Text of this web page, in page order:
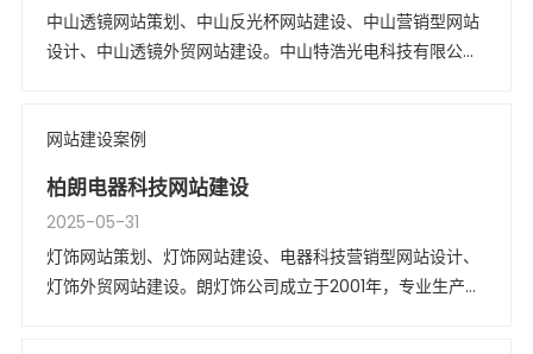
中山透镜网站策划、中山反光杯网站建设、中山营销型网站
设计、中山透镜外贸网站建设。中山特浩光电科技有限公司
产、光学产品生产于一身的高新科技企业。
网站建设案例
柏朗电器科技网站建设
2025-05-31
灯饰网站策划、灯饰网站建设、电器科技营销型网站设计、
灯饰外贸网站建设。朗灯饰公司成立于2001年，专业生产和